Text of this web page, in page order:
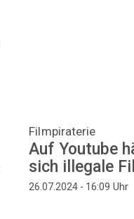
Filmpiraterie
Auf Youtube
sich illegale
26.07.2024 - 16:09 Uhr